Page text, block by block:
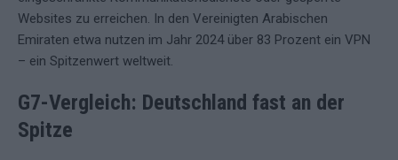
Websites zu erreichen. In den Vereinigten Arabischen
Emiraten etwa nutzen im Jahr 2024 über 83 Prozent ein VPN
– ein Spitzenwert weltweit.
G7-Vergleich: Deutschland fast an der
Spitze